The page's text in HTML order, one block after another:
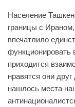
Население
границы с
впечатлило
функционировать
приходится
нравятся они
нашлось места